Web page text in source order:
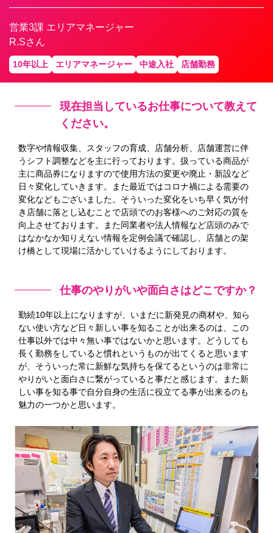
営業3課 エリアマネージャー
R.Sさん
10年以上 エリアマネージャー 中途入社 店舗勤務
現在担当しているお仕事について教えて
ください。
数字や情報収集、スタッフの育成、店舗分析、店舗運営に伴
うシフト調整などを主に行っております。扱っている商品が
主に商品券になりますので使用方法の変更や廃止・新設など
日々変化していきます。また最近ではコロナ禍による需要の
変化などもございました。そういった変化をいち早く気が付
き店舗に落とし込むことで店頭でのお客様へのご対応の質を
向上させております。また同業者や法人情報など店頭のみで
はなかなか知りえない情報を定例会議で確認し、店舗との架
け橋として現場に活かしていけるようにしております。
仕事のやりがいや面白さはどこですか？
勤続10年以上になりますが、いまだに新発見の商材や、知ら
ない使い方など日々新しい事を知ることが出来るのは、この
仕事以外では中々無い事ではないかと思います。どうしても
長く勤務をしていると慣れというものが出てくると思います
が、そういった常に新鮮な気持ちを保てるというのは非常に
やりがいと面白さに繋がっていると事だと感じます。また新
しい事を知る事で自分自身の生活に役立てる事が出来るのも
魅力の一つかと思います。